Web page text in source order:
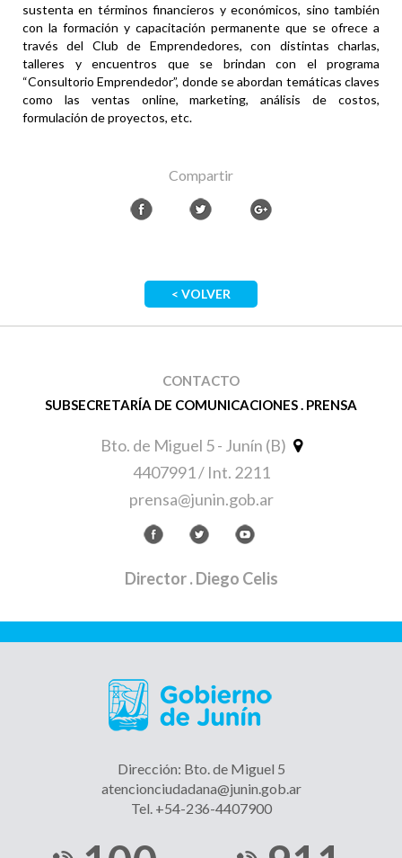
sustenta en términos financieros y económicos, sino también
con la formación y capacitación permanente que se ofrece a
través del Club de Emprendedores, con distintas charlas,
talleres y encuentros que se brindan con el programa
“Consultorio Emprendedor”, donde se abordan temáticas claves
como las ventas online, marketing, análisis de costos,
formulación de proyectos, etc.
Compartir
< VOLVER
CONTACTO
SUBSECRETARÍA DE COMUNICACIONES . PRENSA
Bto. de Miguel 5 - Junín (B)
4407991 / Int. 2211
prensa@junin.gob.ar
Director. Diego Celis
Dirección: Bto. de Miguel 5
atencionciudadana@junin.gob.ar
Tel. +54-236-4407900